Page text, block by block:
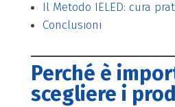
Il Metodo IELED: cura
Conclusioni
Perché è
scegliere i